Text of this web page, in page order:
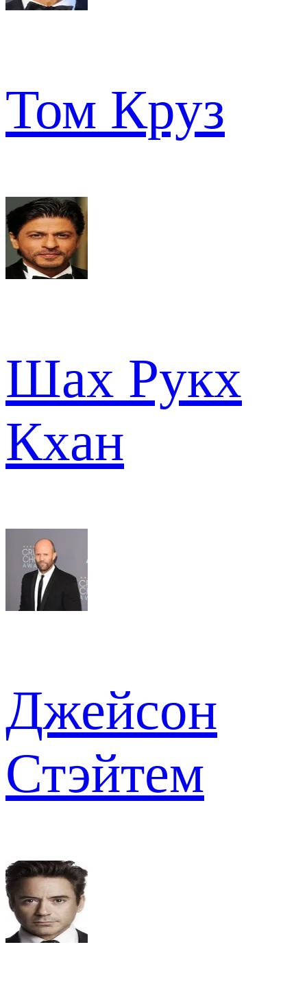
Том Круз
Шах Рукх
Кхан
Джейсон
Стэйтем